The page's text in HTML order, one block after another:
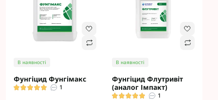
В наявності
Фунгіцид Фунгімакс
1
В наявності
Фунгіцид Флутривіт
(аналог Імпакт)
1